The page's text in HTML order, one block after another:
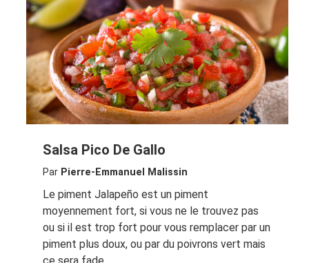
Salsa Pico De Gallo
Par Pierre-Emmanuel Malissin
Le piment Jalapeño est un piment
moyennement fort, si vous ne le trouvez pas
ou si il est trop fort pour vous remplacer par un
piment plus doux, ou par du poivrons vert mais